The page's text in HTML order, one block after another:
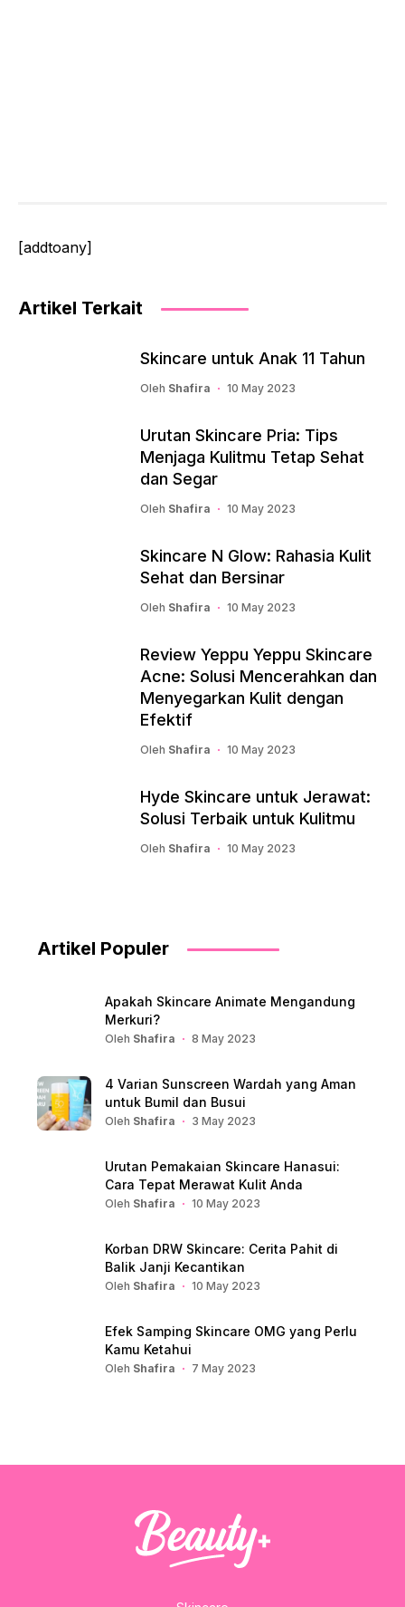
[addtoany]
Artikel Terkait
Skincare untuk Anak 11 Tahun
Oleh Shafira 10 May 2023
Urutan Skincare Pria: Tips
Menjaga Kulitmu Tetap Sehat
dan Segar
Oleh Shafira 10 May 2023
Skincare N Glow: Rahasia Kulit
Sehat dan Bersinar
Oleh Shafira 10 May 2023
Review Yeppu Yeppu Skincare
Acne: Solusi Mencerahkan dan
Menyegarkan Kulit dengan
Efektif
Oleh Shafira 10 May 2023
Hyde Skincare untuk Jerawat:
Solusi Terbaik untuk Kulitmu
Oleh Shafira 10 May 2023
Artikel Populer
Apakah Skincare Animate Mengandung
Merkuri?
Oleh Shafira 8 May 2023
4 Varian Sunscreen Wardah yang Aman
untuk Bumil dan Busui
Oleh Shafira 3 May 2023
Urutan Pemakaian Skincare Hanasui:
Cara Tepat Merawat Kulit Anda
Oleh Shafira 10 May 2023
Korban DRW Skincare: Cerita Pahit di
Balik Janji Kecantikan
Oleh Shafira 10 May 2023
Efek Samping Skincare OMG yang Perlu
Kamu Ketahui
Oleh Shafira 7 May 2023